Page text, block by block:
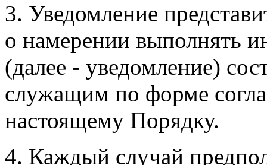
3. Уведомление
о намерении выполнять
(далее - уведомление)
служащим по форме
настоящему Порядку.
4. Каждый случай